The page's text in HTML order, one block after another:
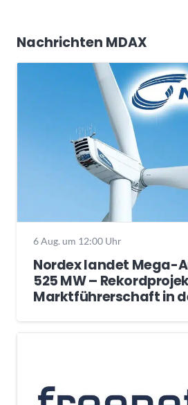
Nachrichten MDAX
6 Aug. um 12:00 Uhr
Nordex landet Mega-
525 MW –
Marktführerschaft in